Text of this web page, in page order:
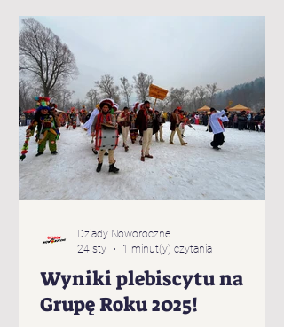
Wyniki plebiscytu na
Grupę Roku 2025!
Dziady Noworoczne
24 sty
1 minut(y) czytania